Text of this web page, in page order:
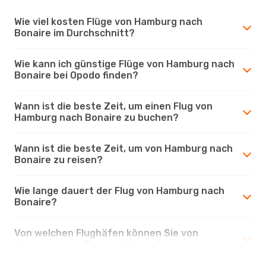
Wie viel kosten Flüge von Hamburg nach
Bonaire im Durchschnitt?
Wie kann ich günstige Flüge von Hamburg nach
Bonaire bei Opodo finden?
Wann ist die beste Zeit, um einen Flug von
Hamburg nach Bonaire zu buchen?
Wann ist die beste Zeit, um von Hamburg nach
Bonaire zu reisen?
Wie lange dauert der Flug von Hamburg nach
Bonaire?
Von welchen Flughäfen können Sie von